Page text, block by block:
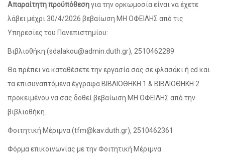
Απαραίτητη προϋπόθεσηγια την ορκωμοσία είναι να έχετε
λάβει μέχρι 30/4/2026 βεβαίωση ΜΗ ΟΦΕΙΛΗΣ από τις
Υπηρεσίες του Πανεπιστημίου:
Βιβλιοθήκη (sdalakou@admin.duth.gr), 2510462289
Θα πρέπει να καταθέσετε την εργασία σας σε φλασάκι ή cd και
τα επισυναπτόμενα έγγραφα ΒΙΒΛΙΟΘΗΚΗ 1 & ΒΙΒΛΙΟΘΗΚΗ 2
προκειμένου να σας δοθεί βεβαίωση ΜΗ ΟΦΕΙΛΗΣ από την
βιβλιοθήκη.
Φοιτητική Μέριμνα (tfm@kav.duth.gr), 2510462361
Φόρμα επικοινωνίας με την Φοιτητική Μέριμνα